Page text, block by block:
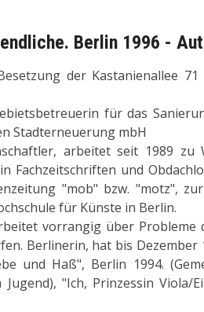
Berlin 1996 -
der Kastanienallee
für das
Stadterneuerung mbH
arbeitet seit 1989 zu
Fachzeitschriften und
"mob" bzw. "motz",
für Künste in Berlin.
vorrangig über Probleme
Berlinerin, hat bis Dezember
und Haß", Berlin 1994.
"Ich, Prinzessin Viola/